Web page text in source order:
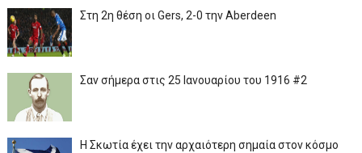
Στη 2η θέση οι Gers, 2-0 την Aberdeen
Σαν σήμερα στις 25 Ιανουαρίου του 1916 #2
Η Σκωτία έχει την αρχαιότερη σημαία στον κόσμο